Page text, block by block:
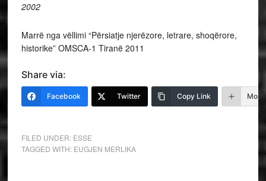
Marrë nga vëllimi “Përsiatje njerëzore, letrare, shoqërore,
historike” OMSCA-1 Tiranë 2011
Share via:
Facebook Twitter Copy Link More
FILED UNDER: ESSE
TAGGED WITH: EUGJEN MERLIKA